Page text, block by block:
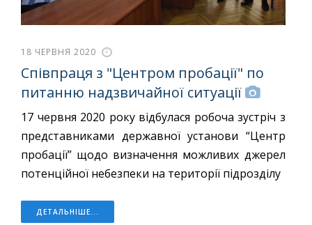
18 ЧЕРВНЯ 2020
Співпраця з "Центром пробації" по
питанню надзвичайної ситуації
17 червня 2020 року відбулася робоча зустріч з
представниками державної установи “Центр
пробації” щодо визначення можливих джерел
потенційної небезпеки на території підрозділу
ДЕТАЛЬНІШЕ...